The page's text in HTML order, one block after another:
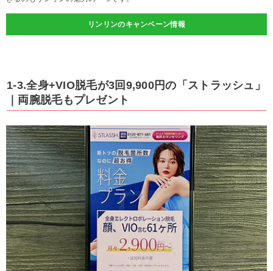
リンリンのキャンペーン情報
1-3.全身+VIO脱毛が3回9,900円の「ストラッシュ」
｜両腕脱毛もプレゼント